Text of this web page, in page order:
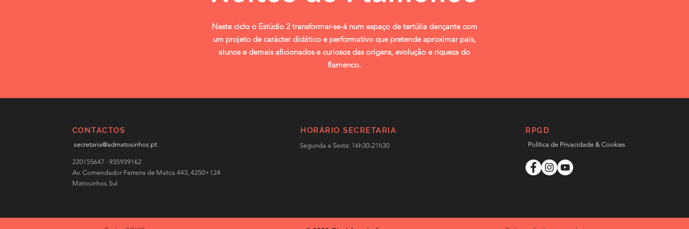
Neste ciclo o Estúdio 2 transformar-se-á num espaço de tertúlia dançante com
um projeto de carácter didático e performativo que pretende aproximar pais,
alunos e demais aficionados e curiosos das origens, evolução e riqueza do
flamenco.
CONTACTOS
secretaria@admatosinhos.pt
220155647 · 935939162
Av. Comendador Ferreira de Matos 443, 4250+124
Matosinhos Sul
HORÁRIO SECRETARIA
Segunda a Sexta: 16h30-21h30
RPGD
Política de Privacidade & Cookies